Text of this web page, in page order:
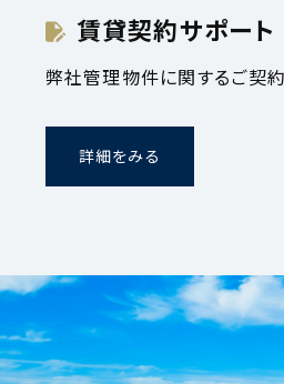
賃貸契約サポート
弊社管理物件に関するご契
詳細をみる